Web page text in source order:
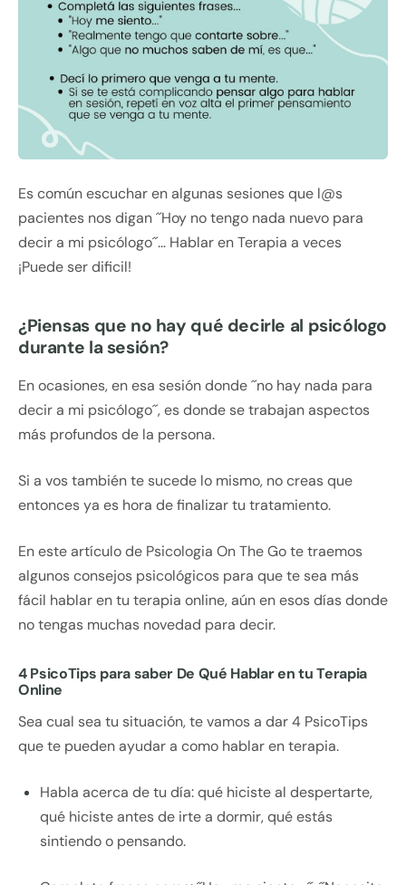
Es común escuchar en algunas sesiones que l@s
pacientes nos digan ´´Hoy no tengo nada nuevo para
decir a mi psicólogo´´… Hablar en Terapia a veces
¡Puede ser dificil!
¿Piensas que no hay qué decirle al psicólogo
durante la sesión?
En ocasiones, en esa sesión donde ´´no hay nada para
decir a mi psicólogo´´, es donde se trabajan aspectos
más profundos de la persona.
Si a vos también te sucede lo mismo, no creas que
entonces ya es hora de finalizar tu tratamiento.
En este artículo de Psicologia On The Go te traemos
algunos consejos psicológicos para que te sea más
fácil hablar en tu terapia online, aún en esos días donde
no tengas muchas novedad para decir.
4 PsicoTips para saber De Qué Hablar en tu Terapia
Online
Sea cual sea tu situación, te vamos a dar 4 PsicoTips
que te pueden ayudar a como hablar en terapia.
Habla acerca de tu día: qué hiciste al despertarte,
qué hiciste antes de irte a dormir, qué estás
sintiendo o pensando.